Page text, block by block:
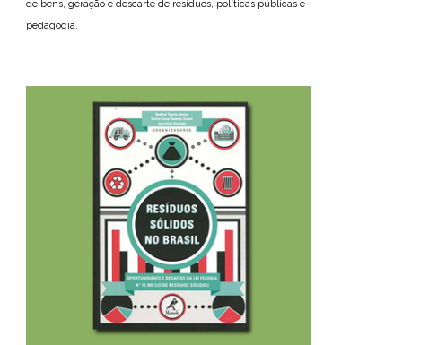
de bens, geração e descarte de resíduos, políticas públicas e
pedagogia.